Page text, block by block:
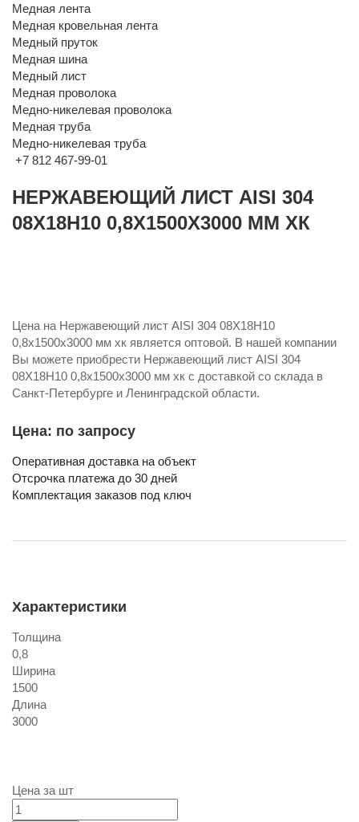
Медная лента
Медная кровельная лента
Медный пруток
Медная шина
Медный лист
Медная проволока
Медно-никелевая проволока
Медная труба
Медно-никелевая труба
+7 812 467-99-01
НЕРЖАВЕЮЩИЙ ЛИСТ AISI 304
08Х18Н10 0,8Х1500Х3000 ММ ХК
Цена на Нержавеющий лист AISI 304 08Х18Н10
0,8х1500х3000 мм хк является оптовой. В нашей компании
Вы можете приобрести Нержавеющий лист AISI 304
08Х18Н10 0,8х1500х3000 мм хк с доставкой со склада в
Санкт-Петербурге и Ленинградской области.
Цена: по запросу
Оперативная доставка на объект
Отсрочка платежа до 30 дней
Комплектация заказов под ключ
Характеристики
Толщина
0,8
Ширина
1500
Длина
3000
Цена за шт